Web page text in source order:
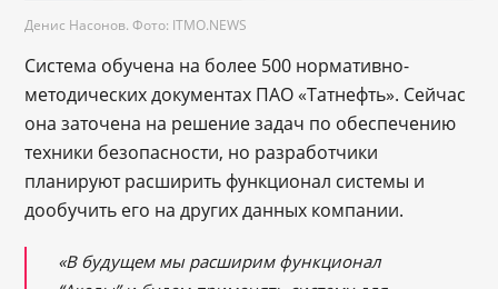
Денис Насонов. Фото: ITMO.NEWS
Система обучена на более 500 нормативно-
методических документах ПАО «Татнефть». Сейчас
она заточена на решение задач по обеспечению
техники безопасности, но разработчики
планируют расширить функционал системы и
дообучить его на других данных компании.
«В будущем мы расширим функционал